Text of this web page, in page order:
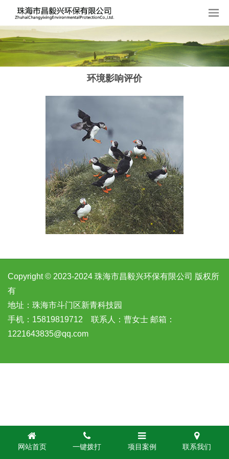
环境影响评价
Copyright © 2023-2024 珠海市昌毅兴环保有限公司 版权所
有
地址：珠海市斗门区新青科技园
手机：15819819712 联系人：曹女士 邮箱：
1221643835@qq.com
网站首页 一键拨打 项目案例 联系我们